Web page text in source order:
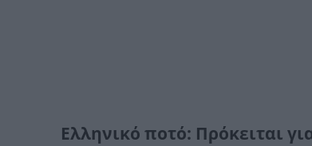
Ελληνικό ποτό: Πρόκειται